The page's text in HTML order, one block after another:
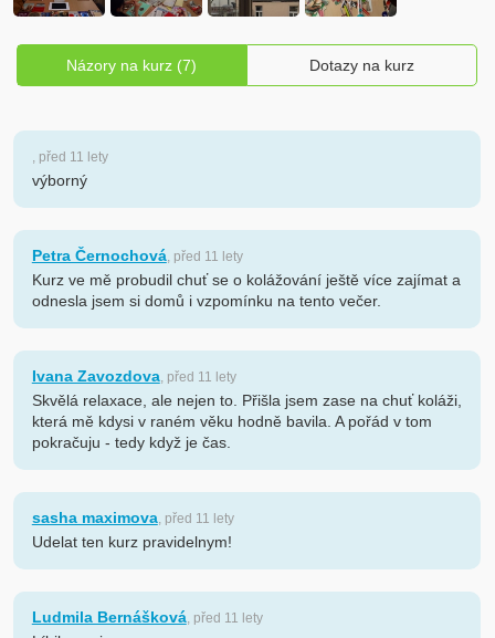
Názory na kurz (7) Dotazy na kurz
, před 11 lety
výborný
Petra Černochová, před 11 lety
Kurz ve mě probudil chuť se o kolážování ještě více zajímat a
odnesla jsem si domů i vzpomínku na tento večer.
Ivana Zavozdova, před 11 lety
Skvělá relaxace, ale nejen to. Přišla jsem zase na chuť koláži,
která mě kdysi v raném věku hodně bavila. A pořád v tom
pokračuju - tedy když je čas.
sasha maximova, před 11 lety
Udelat ten kurz pravidelnym!
Ludmila Bernášková, před 11 lety